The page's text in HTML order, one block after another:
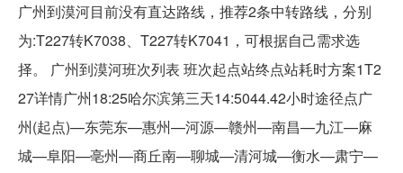
广州到漠河目前没有直达路线，推荐2条中转路线，分别
为:T227转K7038、T227转K7041，可根据自己需求选
择。 广州到漠河班次列表 班次起点站终点站耗时方案1T2
27详情广州18:25哈尔滨第三天14:5044.42小时途径点广
州(起点)—东莞东—惠州—河源—赣州—南昌—九江—麻
城—阜阳—亳州—商丘南—聊城—清河城—衡水—肃宁—